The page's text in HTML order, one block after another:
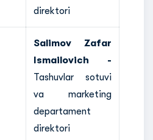
direktori
Salimov Zafar
Ismailovich -
Tashuvlar sotuvi
va marketing
departament
direktori